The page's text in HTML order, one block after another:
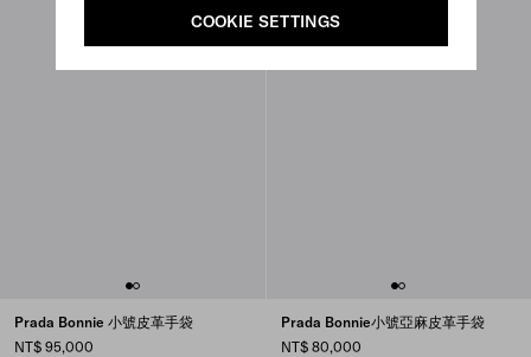
COOKIE SETTINGS
Prada Bonnie 小號皮革手袋
NT$ 95,000
Prada Bonnie小號亞麻皮革手袋
NT$ 80,000